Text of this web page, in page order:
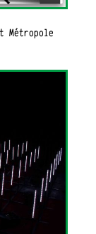
Métropole